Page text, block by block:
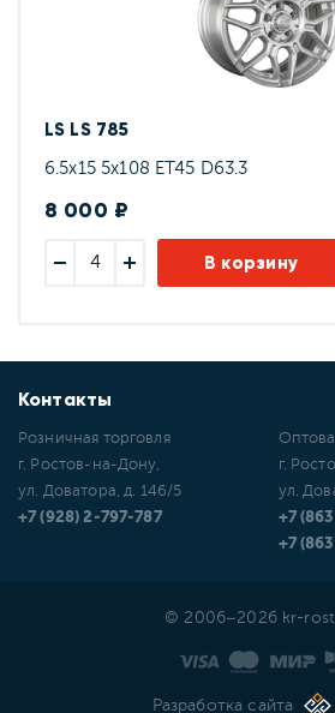
LS LS 785
6.5x15 5x108 ET45 D63.3
8 000 ₽
В корзину
Контакты
Розничная торговля
г. Ростов-на-Дону,
ул. Доватора, д. 146/5
+7 (928) 2-797-787
г.
ул.
+7
+7
© 2006–2026 kr-
Разработка сайта